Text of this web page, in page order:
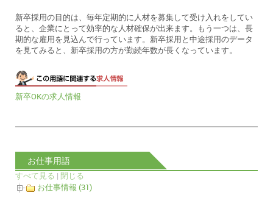
新卒採用の目的は、毎年定期的に人材を募集して受け入れをしてい
ると、企業にとって効率的な人材確保が出来ます。もう一つは、長
期的な雇用を見込んで行っています。新卒採用と中途採用のデータ
を見てみると、新卒採用の方が勤続年数が長くなっています。
新卒OKの求人情報
お仕事用語
すべて見る | 閉じる
お仕事情報 (31)